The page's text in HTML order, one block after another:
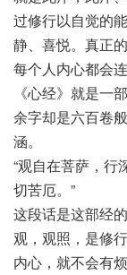
过修行以自觉的
静、喜悦。真正
每个人内心都会
《心经》就是一
余字却是六百卷
涵。
“观自在菩萨，行
切苦厄。”
这段话是这部经的
观，观照，是修
内心，就不会有